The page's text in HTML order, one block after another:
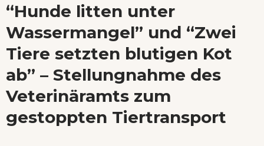
Wenn Orte erzählen ...
“Hunde litten unter
Wassermangel” und “Zwei
Tiere setzten blutigen Kot
ab” – Stellungnahme des
Veterinäramts zum
gestoppten Tiertransport